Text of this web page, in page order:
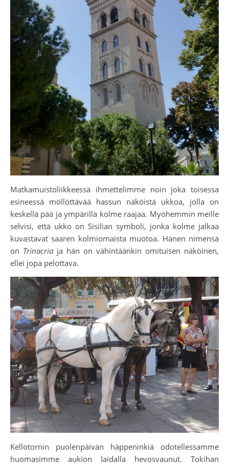
Matkamuistoliikkeessä ihmettelimme noin joka toisessa
esineessä möllöttävää hassun näköistä ukkoa, jolla on
keskellä pää ja ympärillä kolme raajaa. Myöhemmin meille
selvisi, että ukko on Sisilian symboli, jonka kolme jalkaa
kuvastavat saaren kolmiomaista muotoa. Hänen nimensä
on Trinacria ja hän on vähintäänkin omituisen näköinen,
ellei jopa pelottava.
Kellotornin puolenpäivän häppeninkiä odotellessamme
huomasimme aukion laidalla hevosvaunut. Tokihan